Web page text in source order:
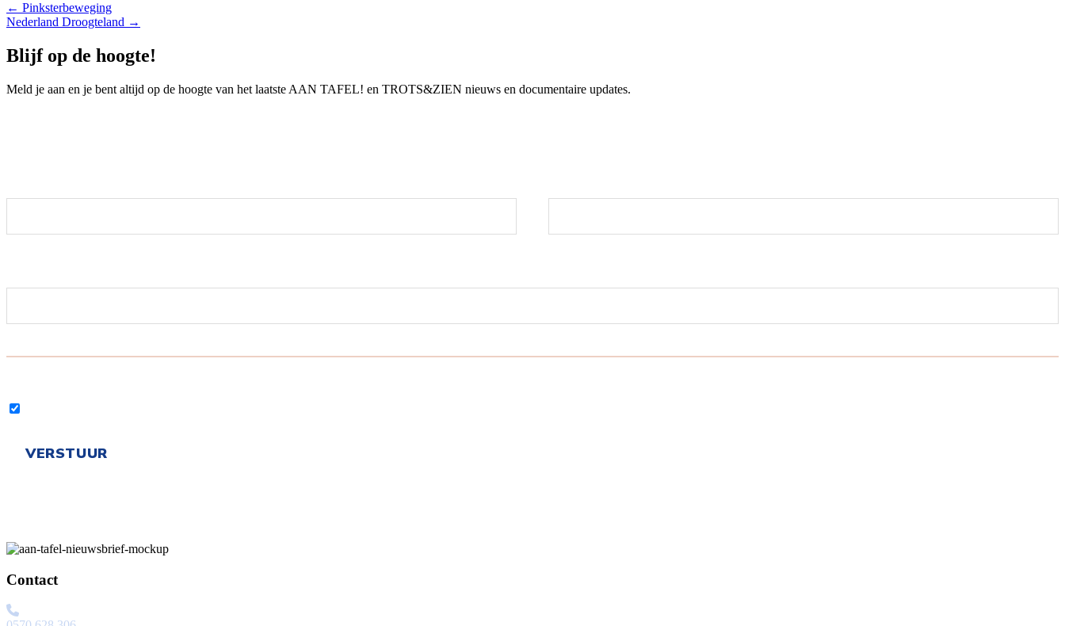
Posts
navigation
← Pinksterbeweging
Nederland Droogteland →
Blijf op de hoogte!
Meld je aan en je bent altijd op de hoogte van het laatste AAN TAFEL! en TROTS&ZIEN nieuws en documentaire updates.
Contact